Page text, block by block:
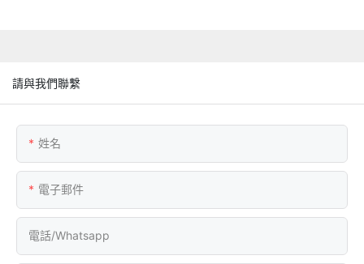
請與我們聯繫
姓名
電子郵件
電話/whatsapp